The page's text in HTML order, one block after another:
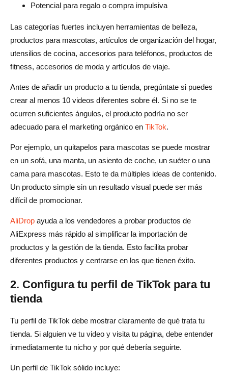
Potencial para regalo o compra impulsiva
Las categorías fuertes incluyen herramientas de belleza,
productos para mascotas, artículos de organización del hogar,
utensilios de cocina, accesorios para teléfonos, productos de
fitness, accesorios de moda y artículos de viaje.
Antes de añadir un producto a tu tienda, pregúntate si puedes
crear al menos 10 videos diferentes sobre él. Si no se te
ocurren suficientes ángulos, el producto podría no ser
adecuado para el marketing orgánico en TikTok.
Por ejemplo, un quitapelos para mascotas se puede mostrar
en un sofá, una manta, un asiento de coche, un suéter o una
cama para mascotas. Esto te da múltiples ideas de contenido.
Un producto simple sin un resultado visual puede ser más
difícil de promocionar.
AliDrop ayuda a los vendedores a probar productos de
AliExpress más rápido al simplificar la importación de
productos y la gestión de la tienda. Esto facilita probar
diferentes productos y centrarse en los que tienen éxito.
2. Configura tu perfil de TikTok para tu
tienda
Tu perfil de TikTok debe mostrar claramente de qué trata tu
tienda. Si alguien ve tu video y visita tu página, debe entender
inmediatamente tu nicho y por qué debería seguirte.
Un perfil de TikTok sólido incluye: